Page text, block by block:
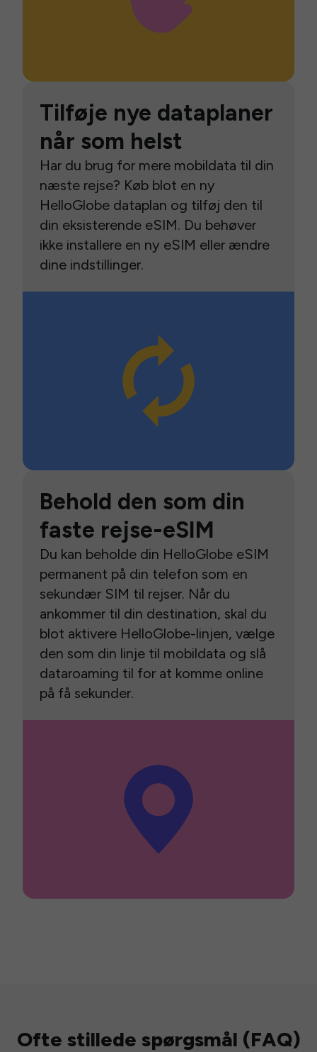
Tilføje nye dataplaner
når som helst
Har du brug for mere mobildata til din
næste rejse? Køb blot en ny
HelloGlobe dataplan og tilføj den til
din eksisterende eSIM. Du behøver
ikke installere en ny eSIM eller ændre
dine indstillinger.
Behold den som din
faste rejse-eSIM
Du kan beholde din HelloGlobe eSIM
permanent på din telefon som en
sekundær SIM til rejser. Når du
ankommer til din destination, skal du
blot aktivere HelloGlobe-linjen, vælge
den som din linje til mobildata og slå
dataroaming til for at komme online
på få sekunder.
Ofte stillede spørgsmål (FAQ)